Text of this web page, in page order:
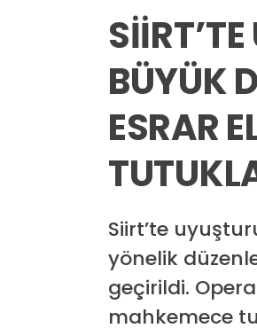
BÜYÜK
ESRAR
Siirt’te
yönelik
geçirildi.
mahkemece